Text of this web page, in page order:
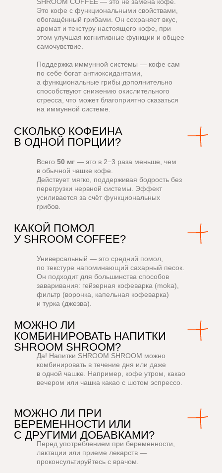
Это кофе с функциональными свойствами,
обогащённый грибами. Он сохраняет вкус,
аромат и текстуру настоящего кофе, при
этом улучшая когнитивные функции и общее
самочувствие.
Поддержка иммунной системы — кофе сам
по себе богат антиоксидантами,
а функциональные грибы дополнительно
способствуют снижению окислительного
стресса, что может благоприятно сказаться
на иммунной системе.
Всего 50 мг — это в 2−3 раза меньше, чем
в обычной чашке кофе.
Действует мягко, поддерживая бодрость без
перегрузки нервной системы. Эффект
усиливается за счёт функциональных
грибов.
Универсальный — это средний помол,
по текстуре напоминающий сахарный песок.
Он подходит для большинства способов
заваривания: гейзерная кофеварка (moka),
фильтр (воронка, капельная кофеварка)
и турка (джезва).
Да! Напитки SHROOM SHROOM можно
комбинировать в течение дня или даже
в одной чашке. Например, кофе утром, какао
вечером или чашка какао с шотом эспрессо.
Перед употреблением при беременности,
лактации или приеме лекарств —
проконсультируйтесь с врачом.
РаЗДЕЛЫ СаЙТА
Почему SHROOM SHROOM ?
Наши супергерои
Политика конфиденциальности
Соглашение
Купить
Суперсилы
Дружба с нами
FAQ
Где нас найти
Качество
Доставка
ООО «ШРУМ ЛАБ»
Юр. адрес: 109 316, г. Москва, вн.тер.г. муниципальный
округ Таганский, пр-кт Волгоградский, д. 1, стр. 1, помещ.
ИНН/КПП 9 709 113 730/770901001
ОГРН 1 247 700 514 820